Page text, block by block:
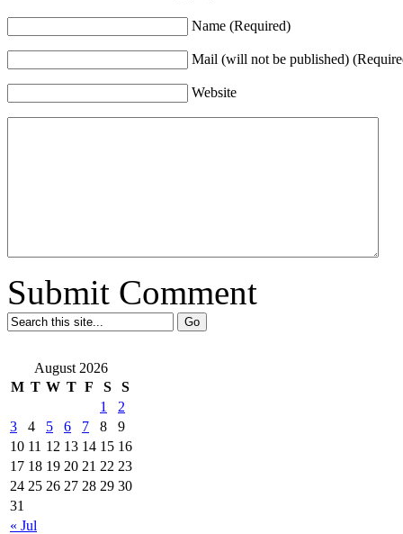
Name (Required)
Mail (will not be published)
Website
Submit Comment
August 2026
M T W T F S S
« Jul
1
2
3
4 5 6 7 8
9
10 11 12 13 14 15 16
17 18 19 20 21 22 23
24 25 26 27 28 29 30
31